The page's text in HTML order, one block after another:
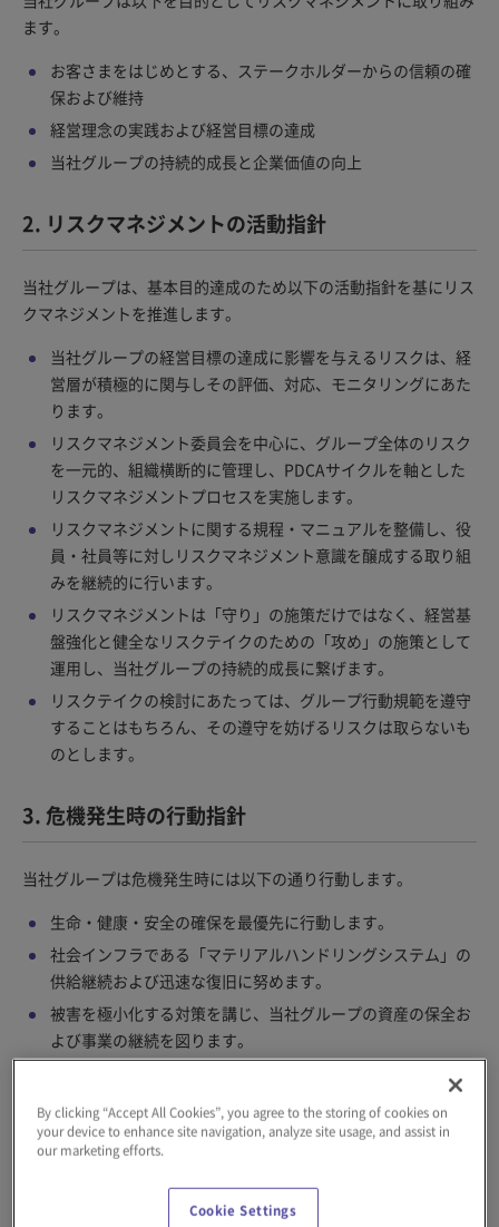
ます。
お客さまをはじめとする、ステークホルダーからの信頼の確
保および維持
経営理念の実践および経営目標の達成
当社グループの持続的成長と企業価値の向上
2. リスクマネジメントの活動指針
当社グループは、基本目的達成のため以下の活動指針を基にリス
クマネジメントを推進します。
当社グループの経営目標の達成に影響を与えるリスクは、経
営層が積極的に関与しその評価、対応、モニタリングにあた
ります。
リスクマネジメント委員会を中心に、グループ全体のリスク
を一元的、組織横断的に管理し、PDCAサイクルを軸とした
リスクマネジメントプロセスを実施します。
リスクマネジメントに関する規程・マニュアルを整備し、役
員・社員等に対しリスクマネジメント意識を醸成する取り組
みを継続的に行います。
リスクマネジメントは「守り」の施策だけではなく、経営基
盤強化と健全なリスクテイクのための「攻め」の施策として
運用し、当社グループの持続的成長に繋げます。
リスクテイクの検討にあたっては、グループ行動規範を遵守
することはもちろん、その遵守を妨げるリスクは取らないも
のとします。
3. 危機発生時の行動指針
当社グループは危機発生時には以下の通り行動します。
生命・健康・安全の確保を最優先に行動します。
社会インフラである「マテリアルハンドリングシステム」の
供給継続および迅速な復旧に努めます。
被害を極小化する対策を講じ、当社グループの資産の保全お
よび事業の継続を図ります。
制定：2024年4月1日
推進体制
By clicking “Accept All Cookies”, you agree to the storing of cookies on
your device to enhance site navigation, analyze site usage, and assist in
our marketing efforts.
Cookie Settings